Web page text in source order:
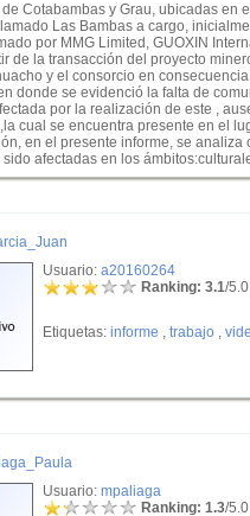
Cotabambas y Grau, ubicadas en
Las Bambas a cargo,
por MMG Limited, GUOXIN
de la transacción del proyecto
y el consorcio en
donde se evidenció la falta de
por la realización de este ,
cual se encuentra presente en el
en el presente informe, se
afectadas en los
Usuario: a20160264
Ranking: 3.1/
Etiquetas: informe , trabajo ,
Usuario: mpaliaga
Ranking: 1.3/